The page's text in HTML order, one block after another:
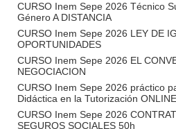
CURSO Inem Sepe 2026 Técnico
Género A DISTANCIA
CURSO Inem Sepe 2026 LEY DE
OPORTUNIDADES
CURSO Inem Sepe 2026 EL
NEGOCIACION
CURSO Inem Sepe 2026 práctico
Didáctica en la Tutorización ONLINE
CURSO Inem Sepe 2026
SEGUROS SOCIALES 50h